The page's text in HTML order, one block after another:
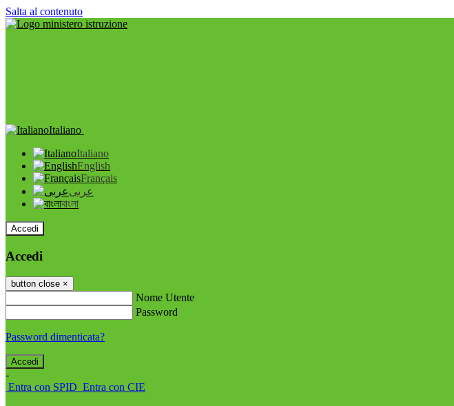
Salta al contenuto
Italiano
Italiano
English
Français
عربى
বাংলা
Accedi
Accedi
button close ×
Nome Utente
Password
Password dimenticata?
-
Entra con SPID Entra con CIE